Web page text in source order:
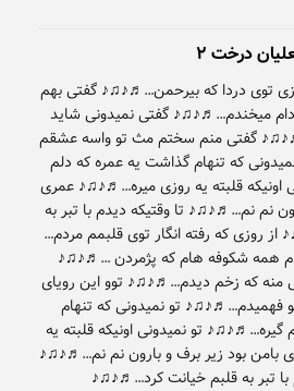
درخت ۲
توی دردا که بیرحمن…♬♪♫♪ گفتی بهم
میخندم…♬♪♫♪ گفتی نمیدونی شاید
گفتی منم سختم مث تو واسه عشقم
که تنهام گذاشت یه عمره که دلم
اونیکه قلبته یه روزی میره…♬♪♫♪ عمری
نم نم…♬♪♫♪ تا وقتیکه دیدم با تبر به
روزی که رفته انگار توی قلبمم مردم…
همه شکوفه هام که پژمردن …♬♪♫♪
منه که زخم دیدم…♬♪♫♪ توو این رویای
تو نمیدونی که تنهام
تو نمیدونی اونیکه قلبته یه
بود زیر برف و بارون نم نم…♬♪♫♪
با تبر به قلبم خیانت کرد…♬♪♫♪